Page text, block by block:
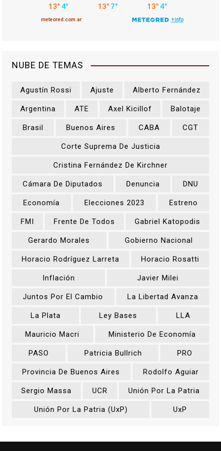
NUBE DE TEMAS
Agustín Rossi Ajuste Alberto Fernández
Argentina ATE Axel Kicillof Balotaje
Brasil Buenos Aires CABA CGT
Corte Suprema De Justicia
Cristina Fernández De Kirchner
Cámara De Diputados Denuncia DNU
Economía Elecciones 2023 Estreno
FMI Frente De Todos Gabriel Katopodis
Gerardo Morales Gobierno Nacional
Horacio Rodríguez Larreta Horacio Rosatti
Inflación Javier Milei
Juntos Por El Cambio La Libertad Avanza
La Plata Ley Bases LLA
Mauricio Macri Ministerio De Economía
PASO Patricia Bullrich PRO
Provincia De Buenos Aires Rodolfo Aguiar
Sergio Massa UCR Unión Por La Patria
Unión Por La Patria (UxP) UxP